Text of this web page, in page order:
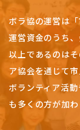
ボラ協の運営は「
運営資金のうち
以上であるのはそ
ア協会を通じて
ボランティア活
も多くの方が加